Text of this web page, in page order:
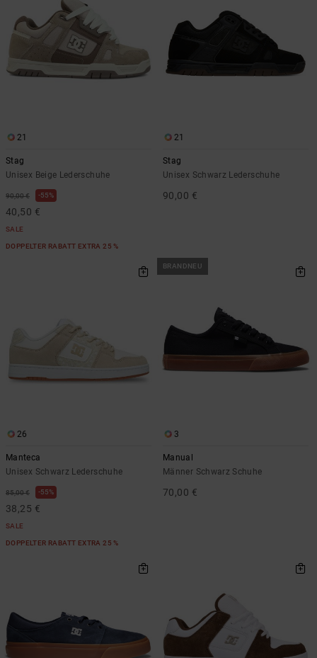
21
Stag
Unisex Beige Lederschuhe
90,00 € 55%
40,50 €
SALE
DOPPELTER RABATT EXTRA 25 %
21
Stag
Unisex Schwarz Lederschuhe
90,00 €
26
Manteca
Unisex Schwarz Lederschuhe
85,00 € 55%
38,25 €
SALE
DOPPELTER RABATT EXTRA 25 %
BRANDNEU
3
Manual
Männer Schwarz Schuhe
70,00 €